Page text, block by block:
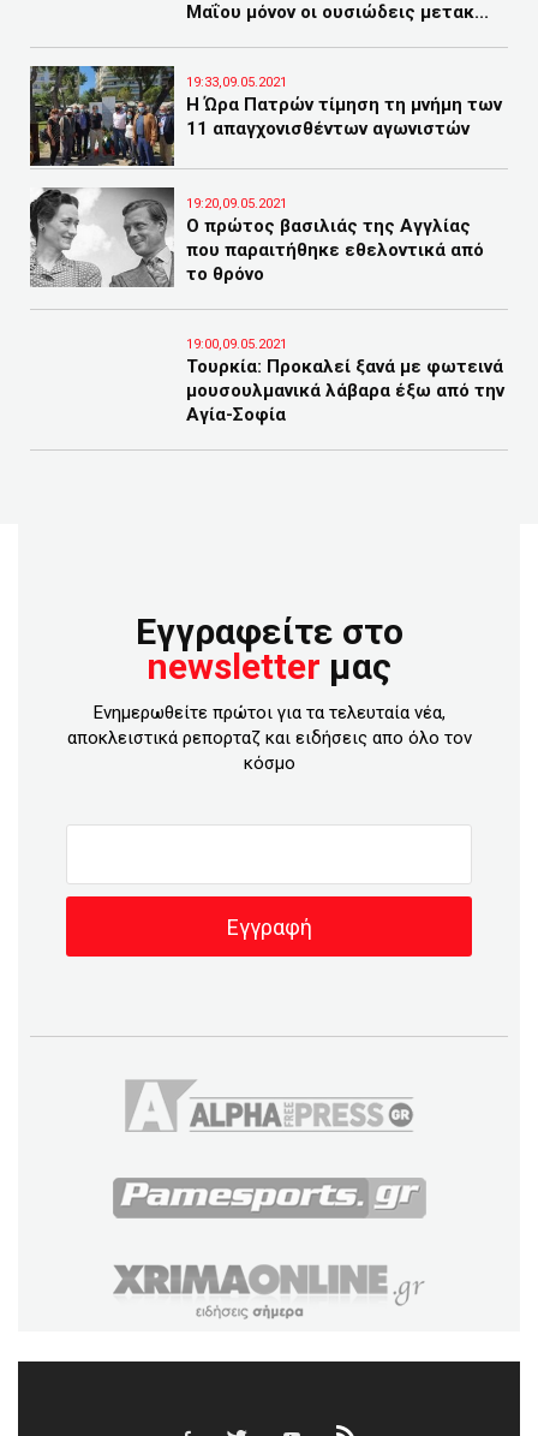
Μαΐου μόνον οι ουσιώδεις μετακ...
19:33,09.05.2021
Η Ώρα Πατρών τίμηση τη μνήμη των
11 απαγχονισθέντων αγωνιστών
19:20,09.05.2021
Ο πρώτος βασιλιάς της Αγγλίας
που παραιτήθηκε εθελοντικά από
το θρόνο
19:00,09.05.2021
Τουρκία: Προκαλεί ξανά με φωτεινά
μουσουλμανικά λάβαρα έξω από την
Αγία-Σοφία
Εγγραφείτε στο
newsletter μας
Ενημερωθείτε πρώτοι για τα τελευταία νέα,
αποκλειστικά ρεπορταζ και ειδήσεις απο όλο τον
κόσμο